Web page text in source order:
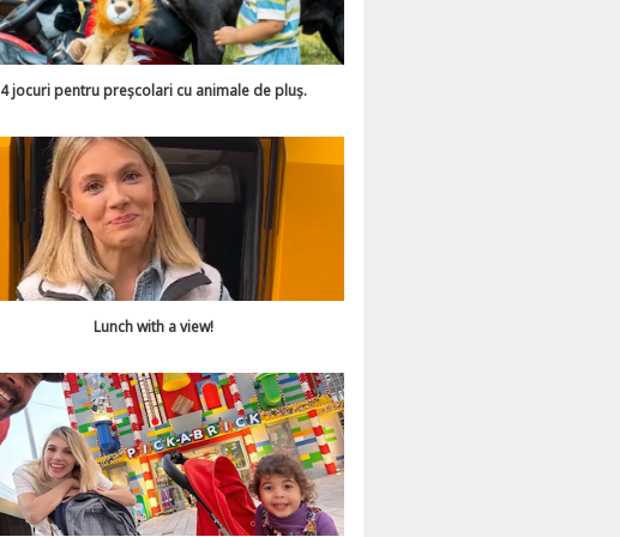
4 jocuri pentru preșcolari cu animale de pluș.
Lunch with a view!